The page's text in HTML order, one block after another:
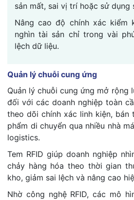
sản mất, sai vị trí hoặc sử dụng
Nâng cao độ chính xác kiểm
nghìn tài sản chỉ trong vài
lệch dữ liệu.
Quản lý chuỗi cung ứng
Quản lý chuỗi cung ứng mở rộng
đối với các doanh nghiệp toàn
theo dõi chính xác linh kiện, bán
phẩm di chuyển qua nhiều nhà
logistics.
Tem RFID giúp doanh nghiệp
chảy hàng hóa theo thời gian
kho, giảm sai lệch và nâng cao
Nhờ công nghệ RFID, các mô